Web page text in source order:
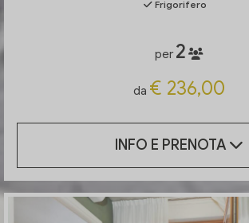
Frigorifero
per2
da € 236,00
INFO E PRENOTA